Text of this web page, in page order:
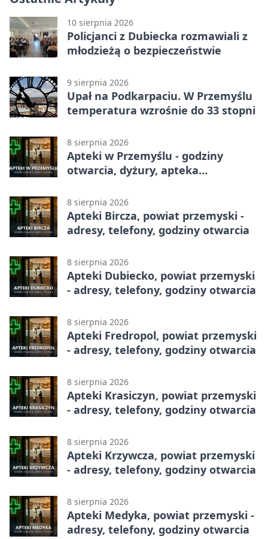
10 sierpnia 2026
Policjanci z Dubiecka rozmawiali z
młodzieżą o bezpieczeństwie
9 sierpnia 2026
Upał na Podkarpaciu. W Przemyślu
temperatura wzrośnie do 33 stopni
8 sierpnia 2026
Apteki w Przemyślu - godziny
otwarcia, dyżury, apteka
8 sierpnia 2026
Apteki Bircza, powiat przemyski -
adresy, telefony, godziny otwarcia
8 sierpnia 2026
Apteki Dubiecko, powiat przemyski
- adresy, telefony, godziny otwarcia
8 sierpnia 2026
Apteki Fredropol, powiat przemyski
- adresy, telefony, godziny otwarcia
8 sierpnia 2026
Apteki Krasiczyn, powiat przemyski
- adresy, telefony, godziny otwarcia
8 sierpnia 2026
Apteki Krzywcza, powiat przemyski
- adresy, telefony, godziny otwarcia
8 sierpnia 2026
Apteki Medyka, powiat przemyski -
adresy, telefony, godziny otwarcia